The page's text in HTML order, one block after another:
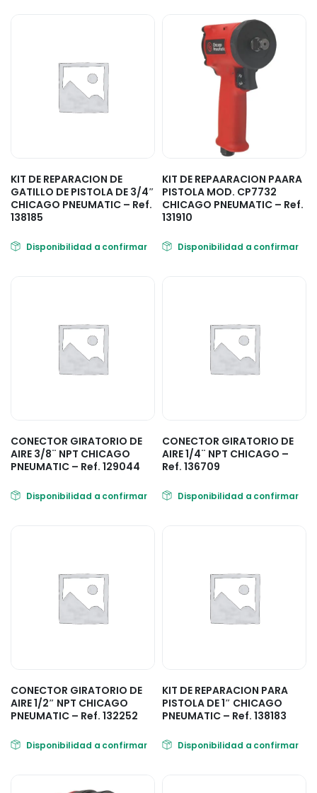
KIT DE REPARACION DE
GATILLO DE PISTOLA DE 3/4″
CHICAGO PNEUMATIC – Ref.
138185
Disponibilidad a confirmar
KIT DE REPAARACION PAARA
PISTOLA MOD. CP7732
CHICAGO PNEUMATIC – Ref.
131910
Disponibilidad a confirmar
CONECTOR GIRATORIO DE
AIRE 3/8¨ NPT CHICAGO
PNEUMATIC – Ref. 129044
Disponibilidad a confirmar
CONECTOR GIRATORIO DE
AIRE 1/4¨ NPT CHICAGO –
Ref. 136709
Disponibilidad a confirmar
CONECTOR GIRATORIO DE
AIRE 1/2″ NPT CHICAGO
PNEUMATIC – Ref. 132252
Disponibilidad a confirmar
KIT DE REPARACION PARA
PISTOLA DE 1″ CHICAGO
PNEUMATIC – Ref. 138183
Disponibilidad a confirmar